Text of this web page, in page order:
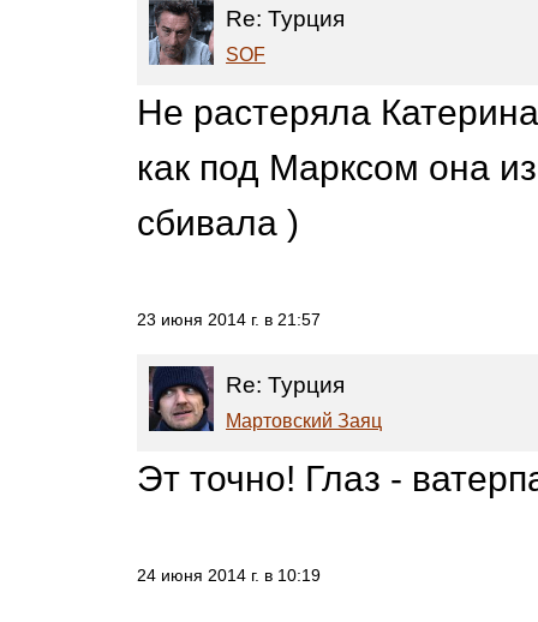
Re: Турция
SOF
Не растеряла
как под Марксом она
сбивала )
23 июня 2014 г. в 21:57
Re: Турция
Мартовский Заяц
Эт точно! Глаз -
24 июня 2014 г. в 10:19